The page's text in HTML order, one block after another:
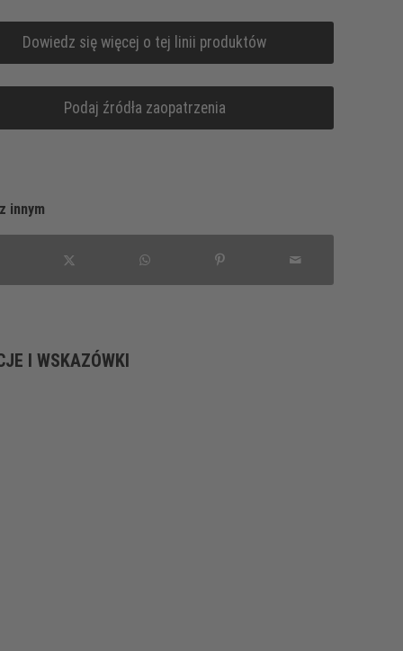
Dowiedz się więcej o tej linii produktów
Podaj źródła zaopatrzenia
innym
I WSKAZÓWKI